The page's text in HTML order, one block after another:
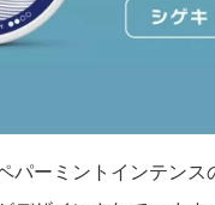
パーミントインテンス